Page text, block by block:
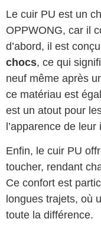
Le cuir PU est un
OPPWONG, car il
d’abord, il est
chocs, ce qui
neuf même après
ce matériau est
est un atout pour
l’apparence de leur
Enfin, le cuir PU
toucher, rendant
Ce confort est
longues trajets, où
toute la différence.